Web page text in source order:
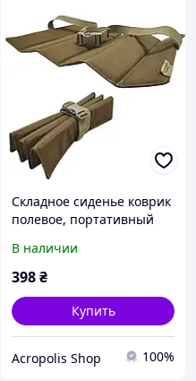
Складное сиденье коврик
полевое, портативный
сиденья с ремешком и
фастексом
В наличии
398₴
Купить
Acropolis Shop 100%